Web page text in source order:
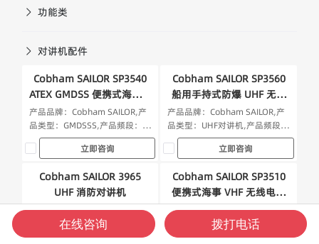
功能类
对讲机配件
Cobham SAILOR SP3540
ATEX GMDSS 便携式海事对
讲机
产品品牌：Cobham SAILOR,产
品类型：GMDSSS,产品频段：
VHF频段,产品型号：SP3540
立即咨询
Cobham SAILOR SP3560
船用手持式防爆 UHF 无线
电对讲机
产品品牌：Cobham SAILOR,产
品类型：UHF对讲机,产品频段：
UHF频段,产品型号：SP3560
立即咨询
Cobham SAILOR 3965
UHF 消防对讲机
产品品牌：Cobham SAILOR,产
品类型：船用对讲机,产品频段：
UHF频段,产品型号：SP3965
Cobham SAILOR SP3510
便携式海事 VHF 无线电电
台
产品品牌：Cobham SAILOR,产
品类型：海事对讲机,产品频段：
VHF频段,产品型号：SP3510
在线咨询 拨打电话